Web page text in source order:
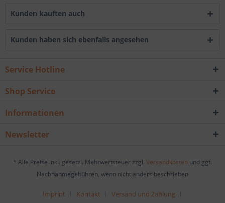
Kunden kauften auch
Kunden haben sich ebenfalls angesehen
Service Hotline
Shop Service
Informationen
Newsletter
* Alle Preise inkl. gesetzl. Mehrwertsteuer zzgl. Versandkosten und ggf.
Nachnahmegebühren, wenn nicht anders beschrieben
Imprint Kontakt Versand und Zahlung